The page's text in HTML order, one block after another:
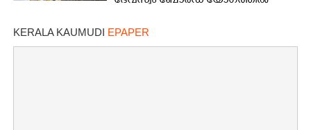
KERALA KAUMUDI EPAPER